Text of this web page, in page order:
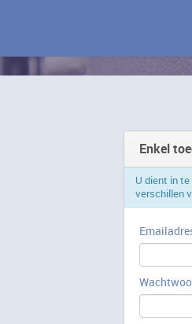
Enkel
U dient in
verschillen